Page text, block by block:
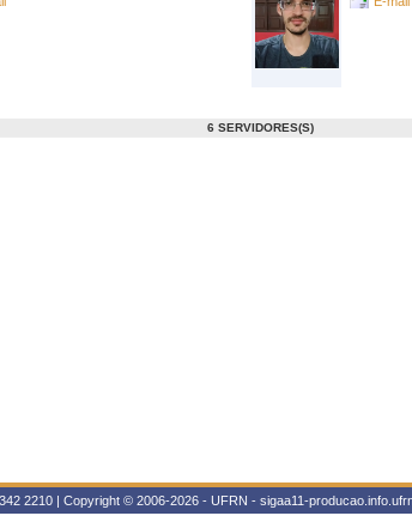
6 SERVIDORES(S)
2210 | Copyright © 2006-2026 - UFRN - sigaa11-